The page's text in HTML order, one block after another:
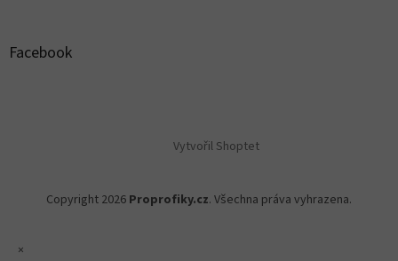
Facebook
Vytvořil Shoptet
Copyright 2026 Proprofiky.cz. Všechna práva vyhrazena.
×